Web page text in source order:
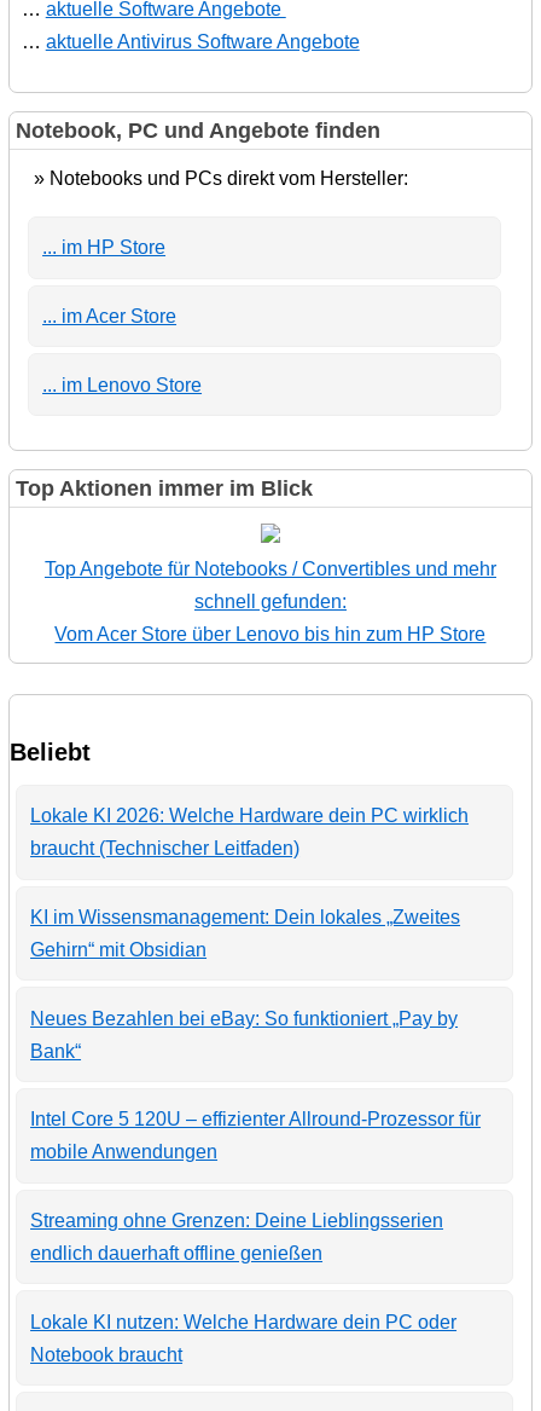
… aktuelle Software Angebote
… aktuelle Antivirus Software Angebote
Notebook, PC und Angebote finden
» Notebooks und PCs direkt vom Hersteller:
... im HP Store
... im Acer Store
... im Lenovo Store
Top Aktionen immer im Blick
Top Angebote für Notebooks / Convertibles und mehr
schnell gefunden:
Vom Acer Store über Lenovo bis hin zum HP Store
Beliebt
Lokale KI 2026: Welche Hardware dein PC wirklich
braucht (Technischer Leitfaden)
KI im Wissensmanagement: Dein lokales „Zweites
Gehirn“ mit Obsidian
Neues Bezahlen bei eBay: So funktioniert „Pay by
Bank“
Intel Core 5 120U – effizienter Allround-Prozessor für
mobile Anwendungen
Streaming ohne Grenzen: Deine Lieblingsserien
endlich dauerhaft offline genießen
Lokale KI nutzen: Welche Hardware dein PC oder
Notebook braucht